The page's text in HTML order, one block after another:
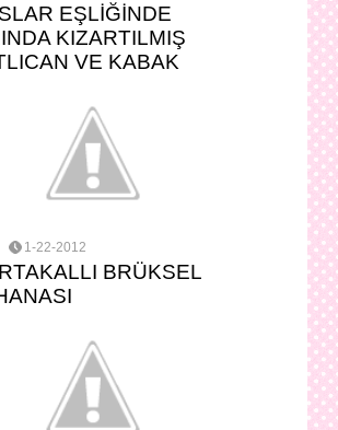
EŞLİĞİNDE
KIZARTILMIŞ
VE KABAK
1-22-2012
BRÜKSEL